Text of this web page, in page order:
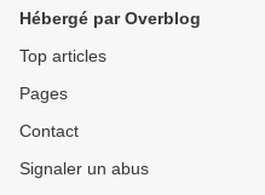
Hébergé par Overblog
Top articles
Pages
Contact
Signaler un abus